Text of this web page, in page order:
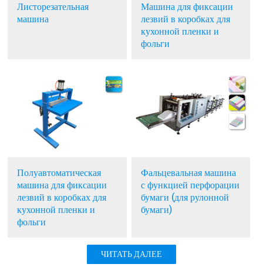
Листорезательная
машина
Машина для фиксации
лезвий в коробках для
кухонной пленки и
фольги
Полуавтоматическая
машина для фиксации
лезвий в коробках для
кухонной пленки и
фольги
Фальцевальная машина
с функцией перфорации
бумаги (для рулонной
бумаги)
ЧИТАТЬ ДАЛЕЕ